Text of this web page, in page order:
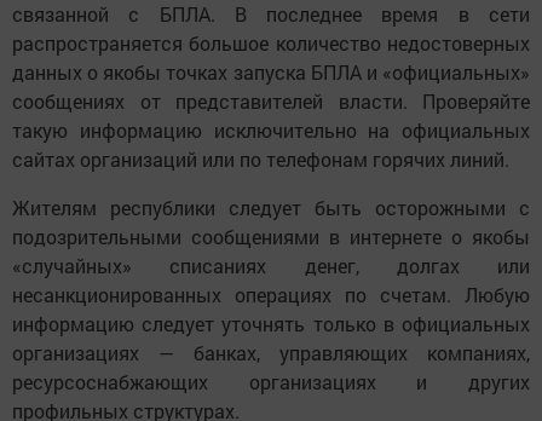
связанной с БПЛА. В последнее время в сети
распространяется большое количество недостоверных
данных о якобы точках запуска БПЛА и «официальных»
сообщениях от представителей власти. Проверяйте
такую информацию исключительно на официальных
сайтах организаций или по телефонам горячих линий.
Жителям республики следует быть осторожными с
подозрительными сообщениями в интернете о якобы
«случайных» списаниях денег, долгах или
несанкционированных операциях по счетам. Любую
информацию следует уточнять только в официальных
организациях — банках, управляющих компаниях,
ресурсоснабжающих организациях и других
профильных структурах.